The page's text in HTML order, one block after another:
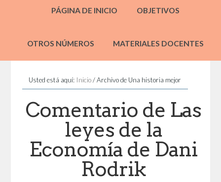
PÁGINA DE INICIO OBJETIVOS
OTROS NÚMEROS MATERIALES DOCENTES
Usted está aquí: Inicio /Archivo de Una historia mejor
Comentario de Las
leyes de la
Economía de Dani
Rodrik